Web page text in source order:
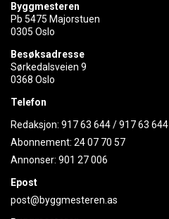
Byggmesteren
Pb 5475 Majorstuen
0305 Oslo
Besøksadresse
Sørkedalsveien 9
0368 Oslo
Telefon
Redaksjon: 917 63 644/917 63 644
Abonnement: 24 07 70 57
Annonser: 901 27 006
Epost
post@byggmesteren.as